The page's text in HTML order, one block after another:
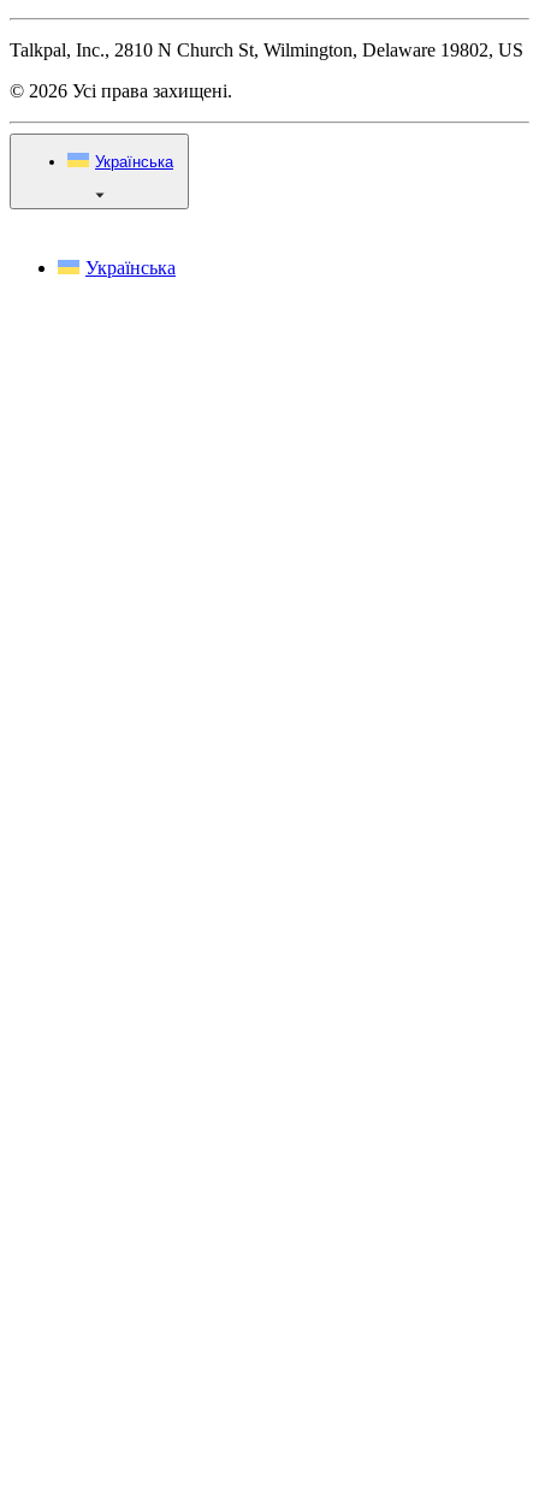
Talkpal, Inc., 2810 N Church St, Wilmington, Delaware 19802, US
© 2026 Усі права захищені.
Українська
Українська